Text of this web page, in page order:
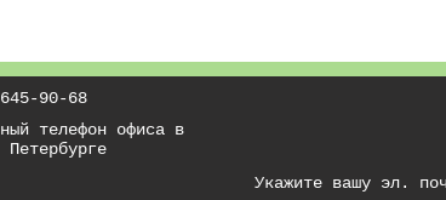
90-68
телефон офиса в